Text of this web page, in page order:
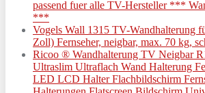
passend fuer alle TV-Hersteller ***
***
Vogels Wall 1315 TV-Wandhalterung
Zoll) Fernseher, neigbar, max. 70 kg,
Ricoo ® Wandhalterung TV Neigbar
Ultraslim Ultraflach Wand Halterung
LED LCD Halter Flachbildschirm